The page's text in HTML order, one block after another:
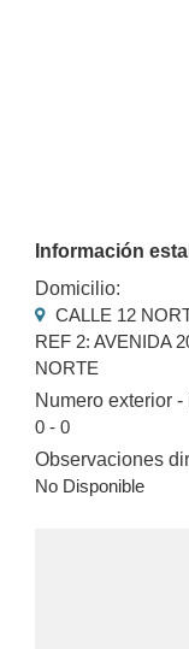
Información
Domicilio:
CALLE 12
REF 2: AVENIDA
NORTE
Numero exterior -
0 - 0
Observaciones
No Disponible